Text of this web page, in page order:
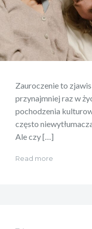
Zauroczenie to
przynajmniej raz w
pochodzenia
często
Ale czy […]
Read more